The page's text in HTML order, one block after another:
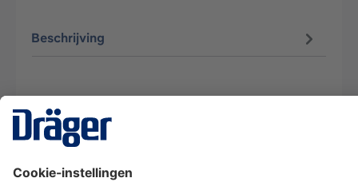
Beschrijving